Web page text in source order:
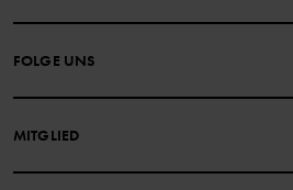
HÄUFIG GESTELLTE FRAGEN
DATENSCHUTZRICHTLINIE
FOLGE UNS
MITGLIED